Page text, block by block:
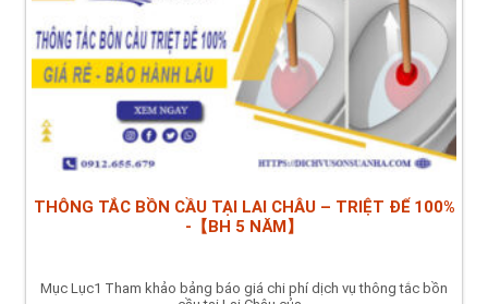
THÔNG TẮC BỒN CẦU TẠI LAI CHÂU – TRIỆT ĐỂ 100%
-【BH 5 NĂM】
Mục Lục1 Tham khảo bảng báo giá chi phí dịch vụ thông tắc bồn